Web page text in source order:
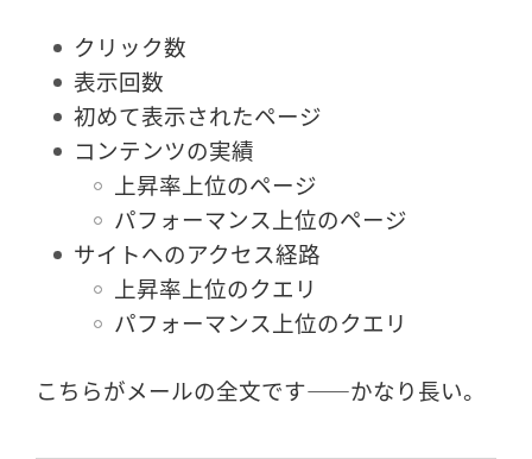
クリック数
表示回数
初めて表示されたページ
コンテンツの実績
上昇率上位のページ
パフォーマンス上位のページ
サイトへのアクセス経路
上昇率上位のクエリ
パフォーマンス上位のクエリ
こちらがメールの全文です――かなり長い。